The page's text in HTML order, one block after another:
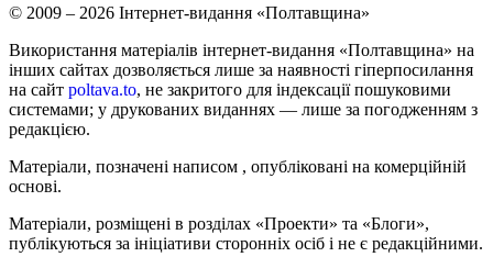
© 2009 – 2026 Інтернет-видання «Полтавщина»
Використання матеріалів інтернет-видання «Полтавщина» на
інших сайтах дозволяється лише за наявності гіперпосилання
на сайт poltava.to, не закритого для індексації пошуковими
системами; у друкованих виданнях — лише за погодженням з
редакцією.
Матеріали, позначені написом , опубліковані на комерційній
основі.
Матеріали, розміщені в розділах «Проекти» та «Блоги»,
публікуються за ініціативи сторонніх осіб і не є редакційними.